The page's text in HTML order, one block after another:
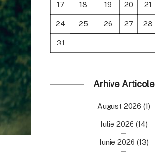
17 18 19 20 21
24 25 26 27 28
31
Arhive Articole
August 2026 (1)
Iulie 2026 (14)
Iunie 2026 (13)